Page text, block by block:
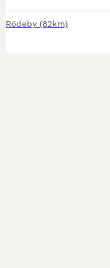
Rödeby (82km)